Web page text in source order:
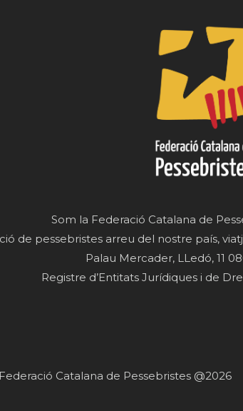
Som la Federació Catalana de
de pessebristes arreu del nostre país,
Palau Mercader, LLedó, 11
Registre d’Entitats Jurídiques i de
Catalana de Pessebristes @2026